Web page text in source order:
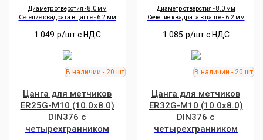
Диаметр отверстия - 8 .0мм
Сечение квадрата в цанге - 6.2 мм
1 049 р/шт c НДС
Диаметр отверстия - 8 .0мм
Сечение квадрата в цанге - 6.2 мм
1 085 р/шт c НДС
Цанга для метчиков
ER25G-M10 (10.0x8.0)
DIN376 с
четырехгранником
Цанга для метчиков
ER32G-M10 (10.0x8.0)
DIN376 с
четырехгранником